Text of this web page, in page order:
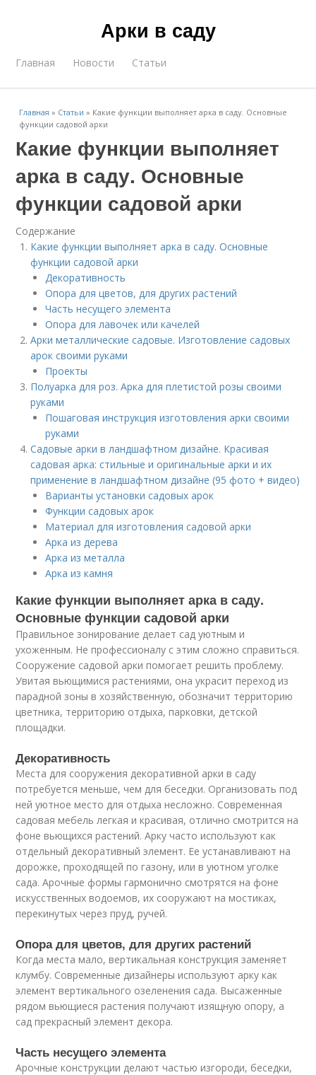
Арки в саду
Главная Новости Статьи
Главная » Статьи » Какие функции выполняет арка в саду. Основные
функции садовой арки
Какие функции выполняет
арка в саду. Основные
функции садовой арки
Содержание
Какие функции выполняет арка в саду. Основные
функции садовой арки
Декоративность
Опора для цветов, для других растений
Часть несущего элемента
Опора для лавочек или качелей
Арки металлические садовые. Изготовление садовых
арок своими руками
Проекты
Полуарка для роз. Арка для плетистой розы своими
руками
Пошаговая инструкция изготовления арки своими
руками
Садовые арки в ландшафтном дизайне. Красивая
садовая арка: стильные и оригинальные арки и их
применение в ландшафтном дизайне (95 фото + видео)
Варианты установки садовых арок
Функции садовых арок
Материал для изготовления садовой арки
Арка из дерева
Арка из металла
Арка из камня
Какие функции выполняет арка в саду.
Основные функции садовой арки
Правильное зонирование делает сад уютным и
ухоженным. Не профессионалу с этим сложно справиться.
Сооружение садовой арки помогает решить проблему.
Увитая вьющимися растениями, она украсит переход из
парадной зоны в хозяйственную, обозначит территорию
цветника, территорию отдыха, парковки, детской
площадки.
Декоративность
Места для сооружения декоративной арки в саду
потребуется меньше, чем для беседки. Организовать под
ней уютное место для отдыха несложно. Современная
садовая мебель легкая и красивая, отлично смотрится на
фоне вьющихся растений. Арку часто используют как
отдельный декоративный элемент. Ее устанавливают на
дорожке, проходящей по газону, или в уютном уголке
сада. Арочные формы гармонично смотрятся на фоне
искусственных водоемов, их сооружают на мостиках,
перекинутых через пруд, ручей.
Опора для цветов, для других растений
Когда места мало, вертикальная конструкция заменяет
клумбу. Современные дизайнеры используют арку как
элемент вертикального озеленения сада. Высаженные
рядом вьющиеся растения получают изящную опору, а
сад прекрасный элемент декора.
Часть несущего элемента
Арочные конструкции делают частью изгороди, беседки,